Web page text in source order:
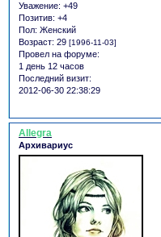
Уважение: +49
Позитив: +4
Пол: Женский
Возраст: 29 [1996-11-03]
Провел на форуме:
1 день 12 часов
Последний визит:
2012-06-30 22:38:29
Allegra
Архивариус